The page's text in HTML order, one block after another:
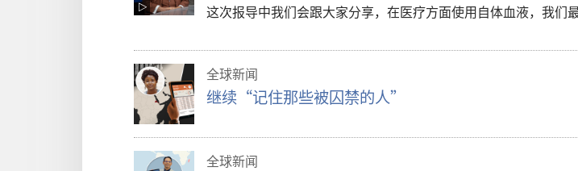
这次报导中我们会跟大家分享，在医疗方面使用自体血液，我们
全球新闻
继续“记住那些被囚禁的人”
全球新闻